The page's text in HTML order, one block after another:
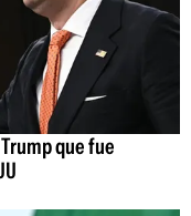
que fue